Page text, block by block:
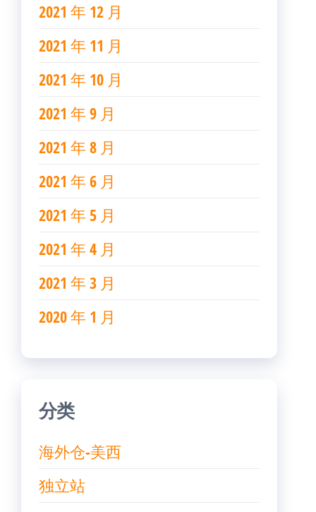
2021 年 12 月
2021 年 11 月
2021 年 10 月
2021 年 9 月
2021 年 8 月
2021 年 6 月
2021 年 5 月
2021 年 4 月
2021 年 3 月
2020 年 1 月
分类
海外仓-美西
独立站